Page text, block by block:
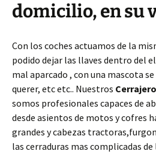
domicilio, en su
Con los coches actuamos de la
podido dejar las llaves dentro del
mal aparcado , con una mascota
querer, etc etc.. Nuestros
somos profesionales capaces de
desde asientos de motos y cofres
grandes y cabezas
las cerraduras mas complicadas